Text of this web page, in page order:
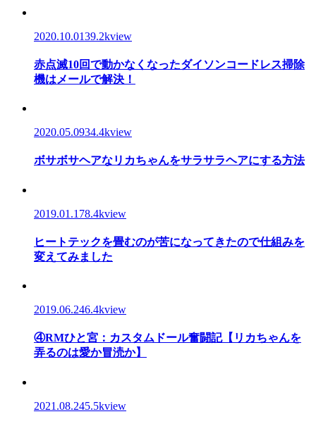
2020.10.0139.2kview
赤点滅10回で動かなくなったダイソンコードレス掃除
機はメールで解決！
2020.05.0934.4kview
ボサボサヘアなリカちゃんをサラサラヘアにする方法
2019.01.178.4kview
ヒートテックを畳むのが苦になってきたので仕組みを
変えてみました
2019.06.246.4kview
④RMひと宮：カスタムドール奮闘記【リカちゃんを
弄るのは愛か冒涜か】
2021.08.245.5kview